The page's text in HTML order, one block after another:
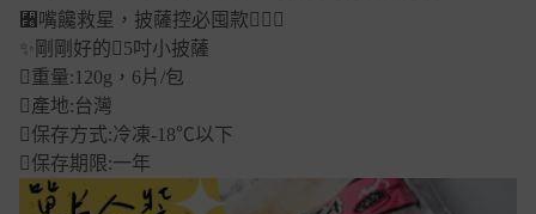
﫶嘴饞救星，披薩控必囤款
✨剛剛好的5吋小披薩
重量:120g，6片/包
產地:台灣
保存方式:冷凍-18℃以下
保存期限:一年